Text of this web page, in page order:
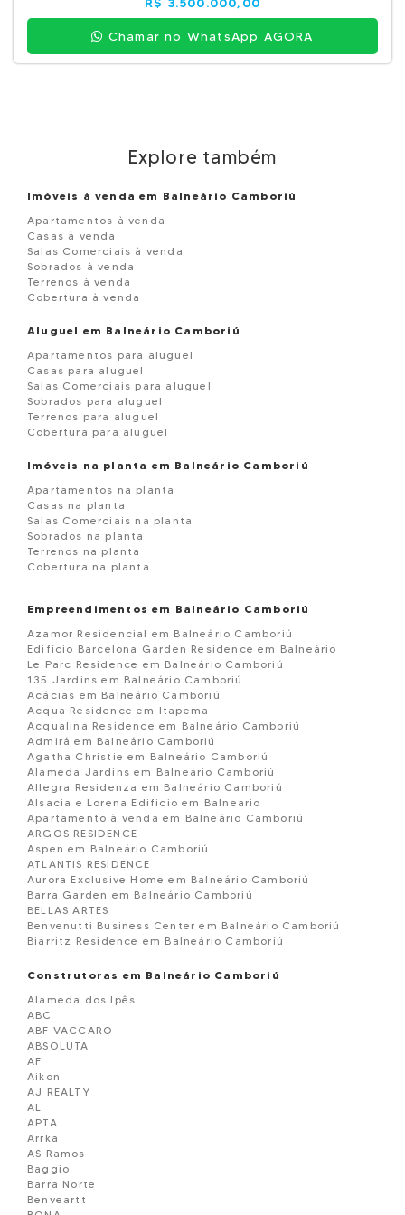
Chamar no WhatsApp AGORA
Explore também
Imóveis à venda em Balneário Camboriú
Apartamentos à venda
Casas à venda
Salas Comerciais à venda
Sobrados à venda
Terrenos à venda
Cobertura à venda
Aluguel em Balneário Camboriú
Apartamentos para aluguel
Casas para aluguel
Salas Comerciais para aluguel
Sobrados para aluguel
Terrenos para aluguel
Cobertura para aluguel
Imóveis na planta em Balneário Camboriú
Apartamentos na planta
Casas na planta
Salas Comerciais na planta
Sobrados na planta
Terrenos na planta
Cobertura na planta
Empreendimentos em Balneário Camboriú
Azamor Residencial em Balneário Camboriú
Edifício Barcelona Garden Residence em Balneário
Le Parc Residence em Balneário Camboriú
135 Jardins em Balneário Camboriú
Acácias em Balneário Camboriú
Acqua Residence em Itapema
Acqualina Residence em Balneário Camboriú
Admirá em Balneário Camboriú
Agatha Christie em Balneário Camboriú
Alameda Jardins em Balneário Camboriú
Allegra Residenza em Balneário Camboriú
Alsacia e Lorena Edificio em Balneario
Apartamento à venda em Balneário Camboriú
ARGOS RESIDENCE
Aspen em Balneário Camboriú
ATLANTIS RESIDENCE
Aurora Exclusive Home em Balneário Camboriú
Barra Garden em Balneário Camboriú
BELLAS ARTES
Benvenutti Business Center em Balneário Camboriú
Biarritz Residence em Balneário Camboriú
Blue Ocean Residence em Balneário Camborií
BOSQUE BELCANTO
BOURBON DE FRANCE
BRAVA GOLD
Brisas do Mar Edificio
CADORE
CALLA D VOLPI RESIDENCE EM BALNEARIO CAMBORIU
Camboriú Business Center em Balneário Cam
Camellia Sinensis em Balneário Camboriú
Cartagena Residence em Balneário Camboriú
Cartier Residence em Balneário Camboriú
Casa geminada á venda Balneário Camboriú
Celebration Residence em Balneário Camboriú
Charmant Residence em Balneário Camboriú
Chãteau Montmartre em Balneário Camboriú
Construtoras em Balneário Camboriú
Alameda dos Ipês
ABC
ABF VACCARO
ABSOLUTA
AF
Aikon
AJ REALTY
AL
APTA
Arrka
AS Ramos
Baggio
Barra Norte
Benveartt